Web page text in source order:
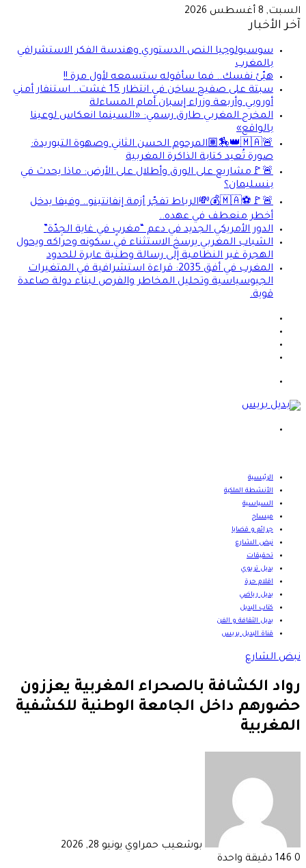
السبت, 8 أغسطس 2026
آخر الأخبار
سوسيولوجيا النص الدستوري وهندسة الفكر الاستشرافي
بالمغرب
هيّئ نفسك.. فما سأقوله ستسمعه لأول مرة !!
سبتة على صفيح ساخن في انتظار 15 غشت.. استنفار أمني
أوروبي وأربعة وزراء إسبان أمام المساءلة
المخرج المغربي طارق رسمي: «السينما انعكاس لوعينا
بالواقع»
🚨🇲🇦👑🏇🏽المرحوم الحسن الثاني وصهوة التبوريدة:
صورة تُعيد كتابة الذاكرة المغربية
🚨🚩مشاريع على الورق وأطلال على الأرض: ماذا يحدث في
بنسليمان؟
🚨🚩⚽🇲🇦💰💸الرباط تفجّر أزمة إنفانتينو.. وفيفا يدخل
أخطر منعطف في عهده..
الدور الأمريكي الجديد في دعم “مغربٍ في غاية الجِدّة”
الشباب المغربي يرسخ الاستثناء في سكونه وحراكه ويحول
الهجرة غير النظامية إلى رسالة وطنية عابرة للحدود
المغرب في أفق 2035: قراءة استشرافية في المتغيرات
الجيوسياسية وتحليل المخاطر والفرص لبناء دولة صاعدة
قوية.
الرئيسية
الأنشطة الملكية
السياسية
ميساج
جرائم و قضايا
نبض الشارع
تحقيقات
بديل تربوي
اقلام حرة
بديل رياضي
كتاب البديل
بديل الثقافة و الفن
قناة البديل بريس
نبض الشارع
رواد الكشافة بالصحراء المغربية يعززون
حضورهم داخل الجامعة الوطنية للكشفية
المغربية
بوشعيب حمراوي يونيو 28, 2026
0
دقيقة واحدة